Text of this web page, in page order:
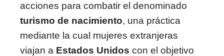
acciones para combatir el denominado
turismo de nacimiento, una práctica
mediante la cual mujeres extranjeras
viajan a Estados Unidos con el objetivo